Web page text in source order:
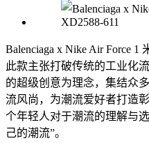
Balenciaga x Nike Air Force 1
此款主张打破传统的工业化
的超级创意为理念，集结众
流风尚，为潮流爱好者打造
个年轻人对于潮流的理解与
己的潮流”。